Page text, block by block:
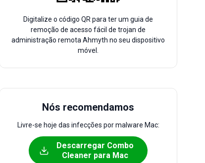
Digitalize o código QR para ter um guia de
remoção de acesso fácil de trojan de
administração remota Ahmyth no seu dispositivo
móvel.
Nós recomendamos
Livre-se hoje das infecções por malware Mac:
Descarregar Combo
Cleaner para Mac